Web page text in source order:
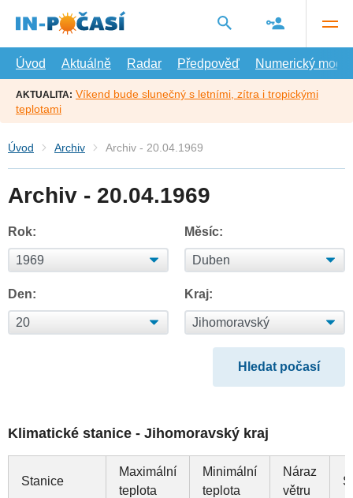
hlavní
Úvod
Aktuálně Radar Předpověď Numerický model
AKTUALITA: Víkend bude slunečný s letními, zítra i tropickými
teplotami
Úvod Archiv Archiv - 20.04.1969
Archiv - 20.04.1969
Rok: Měsíc:
Den: Kraj:
Klimatické stanice - Jihomoravský kraj
Stanice
Maximální
teplota
Minimální
teplota
Náraz
větru